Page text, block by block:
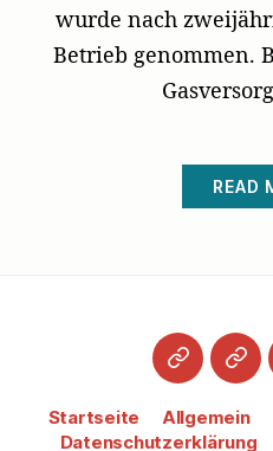
wurde nach
Betrieb genommen.
READ
Startseite Allgemein
Datenschutzerklärung